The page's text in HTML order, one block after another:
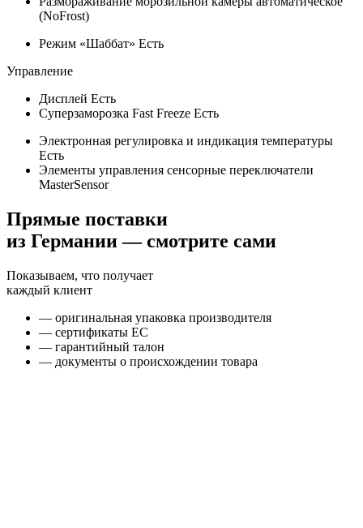
(NoFrost)
Режим «Шаббат» Есть
Управление
Дисплей Есть
Суперзаморозка Fast Freeze Есть
Электронная регулировка и индикация температуры
Есть
Элементы управления сенсорные переключатели
MasterSensor
Прямые поставки
из Германии — смотрите сами
Показываем, что получает
каждый клиент
— оригинальная упаковка производителя
— сертификаты ЕС
— гарантийный талон
— документы о происхождении товара